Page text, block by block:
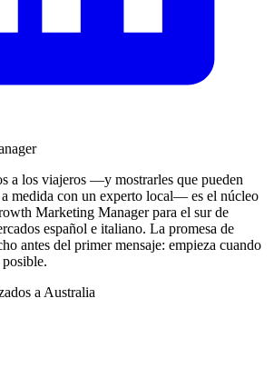
a los viajeros —y mostrarles que pueden
medida con un experto local— es el núcleo
Marketing Manager para el sur de
español e italiano. La promesa de
antes del primer mensaje: empieza cuando
a Australia